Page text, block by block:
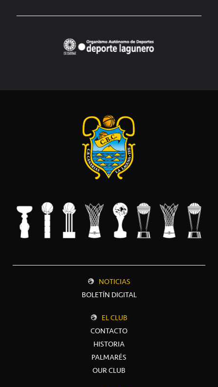
NOTICIAS
BOLETÍN DIGITAL
EL CLUB
CONTACTO
HISTORIA
PALMARÉS
OUR CLUB